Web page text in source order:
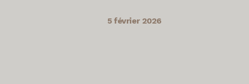
5 février 2026